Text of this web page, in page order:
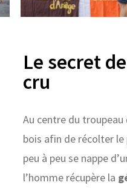
Le secret
cru
Au centre du troupeau
bois afin de récolter le
peu à peu se nappe
l’homme récupère la